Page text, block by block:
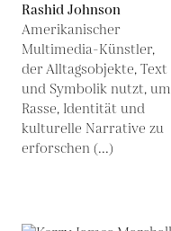
Rashid Johnson
Amerikanischer
Multimedia-Künstler,
der Alltagsobjekte, Text
und Symbolik nutzt, um
Rasse, Identität und
kulturelle Narrative zu
erforschen (...)